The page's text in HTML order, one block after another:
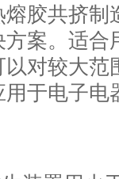
胶共挤
案。适
对较大
于电子电